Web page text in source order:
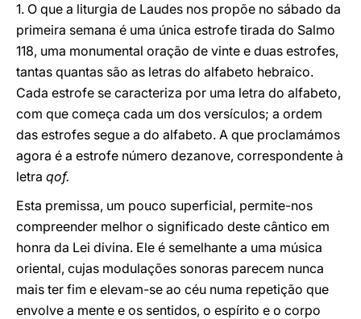
1. O que a liturgia de Laudes nos propõe no sábado da
primeira semana é uma única estrofe tirada do Salmo
118, uma monumental oração de vinte e duas estrofes,
tantas quantas são as letras do alfabeto hebraico.
Cada estrofe se caracteriza por uma letra do alfabeto,
com que começa cada um dos versículos; a ordem
das estrofes segue a do alfabeto. A que proclamámos
agora é a estrofe número dezanove, correspondente à
letra qof.
Esta premissa, um pouco superficial, permite-nos
compreender melhor o significado deste cântico em
honra da Lei divina. Ele é semelhante a uma música
oriental, cujas modulações sonoras parecem nunca
mais ter fim e elevam-se ao céu numa repetição que
envolve a mente e os sentidos, o espírito e o corpo